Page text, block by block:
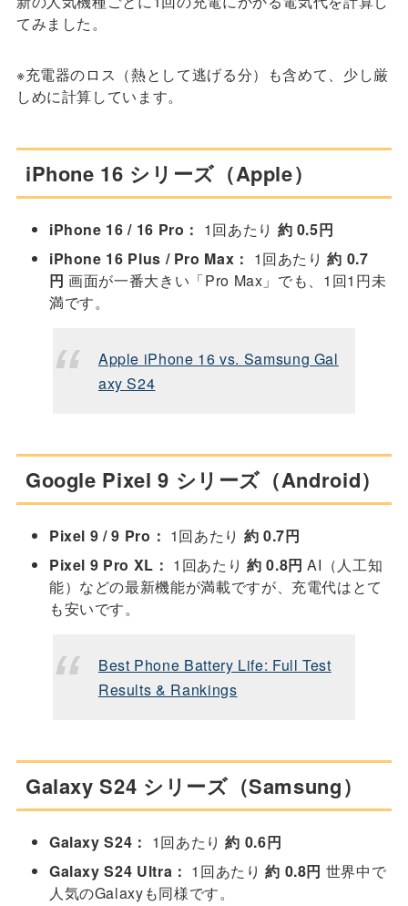
てみました。
※充電器のロス（熱として逃げる分）も含めて、少し厳
しめに計算しています。
iPhone 16 シリーズ（Apple）
iPhone 16 / 16 Pro： 1回あたり 約 0.5円
iPhone 16 Plus / Pro Max： 1回あたり約 0.7
円 画面が一番大きい「Pro Max」でも、1回1円未
満です。
Apple iPhone 16 vs. Samsung Gal
axy S24
Google Pixel 9 シリーズ（Android）
Pixel 9 / 9 Pro： 1回あたり 約 0.7円
Pixel 9 Pro XL： 1回あたり約 0.8円 AI（人工知
能）などの最新機能が満載ですが、充電代はとて
も安いです。
Best Phone Battery Life: Full Test
Results & Rankings
Galaxy S24 シリーズ（Samsung）
Galaxy S24： 1回あたり約 0.6円
Galaxy S24 Ultra： 1回あたり約 0.8円 世界中で
人気のGalaxyも同様です。